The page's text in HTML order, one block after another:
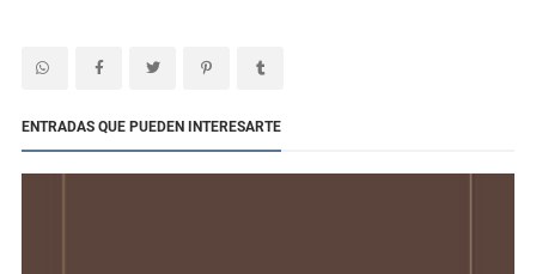
ENTRADAS QUE PUEDEN INTERESARTE